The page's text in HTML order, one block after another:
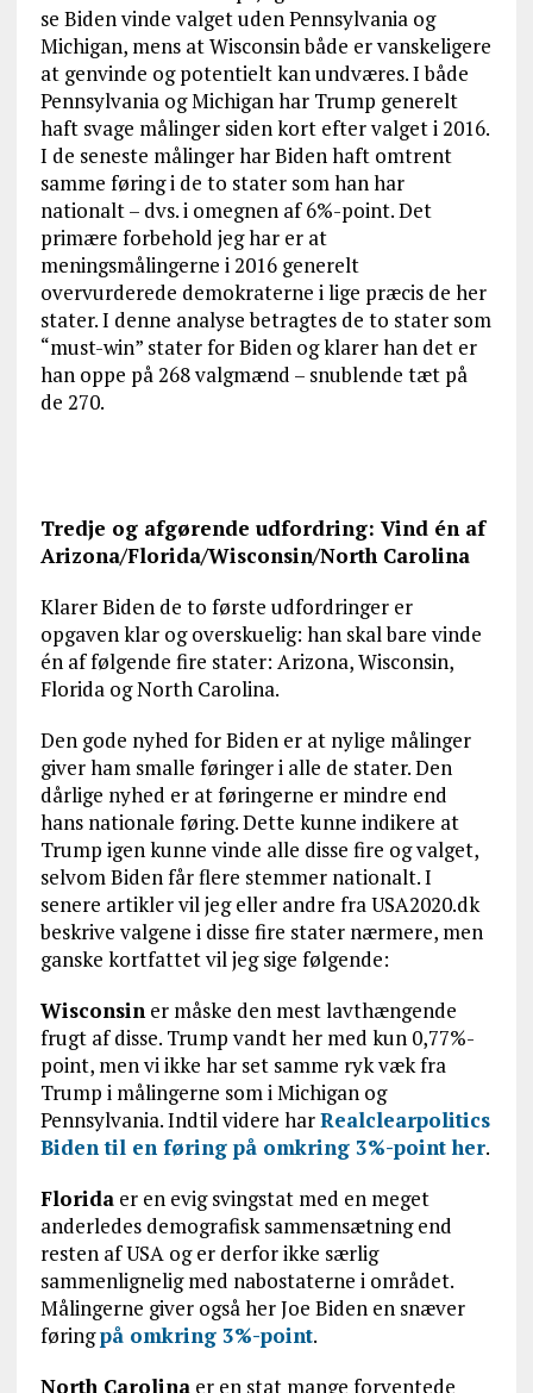
se Biden vinde valget uden Pennsylvania og
Michigan, mens at Wisconsin både er vanskeligere
at genvinde og potentielt kan undværes. I både
Pennsylvania og Michigan har Trump generelt
haft svage målinger siden kort efter valget i 2016.
I de seneste målinger har Biden haft omtrent
samme føring i de to stater som han har
nationalt – dvs. i omegnen af 6%-point. Det
primære forbehold jeg har er at
meningsmålingerne i 2016 generelt
overvurderede demokraterne i lige præcis de her
stater. I denne analyse betragtes de to stater som
“must-win” stater for Biden og klarer han det er
han oppe på 268 valgmænd – snublende tæt på
de 270.
Tredje og afgørende udfordring: Vind én af
Arizona/Florida/Wisconsin/North Carolina
Klarer Biden de to første udfordringer er
opgaven klar og overskuelig: han skal bare vinde
én af følgende fire stater: Arizona, Wisconsin,
Florida og North Carolina.
Den gode nyhed for Biden er at nylige målinger
giver ham smalle føringer i alle de stater. Den
dårlige nyhed er at føringerne er mindre end
hans nationale føring. Dette kunne indikere at
Trump igen kunne vinde alle disse fire og valget,
selvom Biden får flere stemmer nationalt. I
senere artikler vil jeg eller andre fra USA2020.dk
beskrive valgene i disse fire stater nærmere, men
ganske kortfattet vil jeg sige følgende:
Wisconsiner måske den mest lavthængende
frugt af disse. Trump vandt her med kun 0,77%-
point, men vi ikke har set samme ryk væk fra
Trump i målingerne som i Michigan og
Pennsylvania. Indtil videre harRealclearpolitics
Biden til en føring på omkring 3%-point her.
Floridaer en evig svingstat med en meget
anderledes demografisk sammensætning end
resten af USA og er derfor ikke særlig
sammenlignelig med nabostaterne i området.
Målingerne giver også her Joe Biden en snæver
føringpå omkring 3%-point.
North Carolinaer en stat mange forventede